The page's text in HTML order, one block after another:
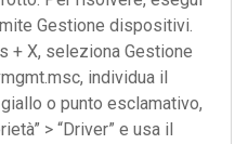
Gestione dispositivi.
+ X, seleziona Gestione
individua il
o punto esclamativo,
> “Driver” e usa il